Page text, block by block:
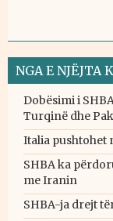
NGA E NJËJTA
Dobësimi i
Turqinë dhe
Italia pushtohet
SHBA ka
me Iranin
SHBA-ja drejt